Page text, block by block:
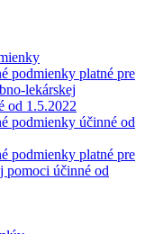
podmienky platné pre
lekárskej
od 1.5.2022
podmienky účinné od
podmienky platné pre
pomoci účinné od